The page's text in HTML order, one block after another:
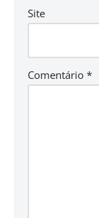
Site
Comentário *